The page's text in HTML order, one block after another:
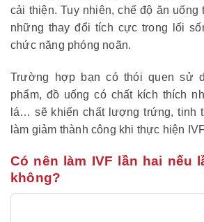
cải thiện. Tuy nhiên, chế độ ăn uống
những thay đổi tích cực trong lối
chức năng phóng noãn.
Trường hợp bạn có thói quen sử
phẩm, đồ uống có chất kích thích
lá… sẽ khiến chất lượng trứng, tinh
làm giảm thành công khi thực hiện
Có nên làm IVF lần hai nếu
không?